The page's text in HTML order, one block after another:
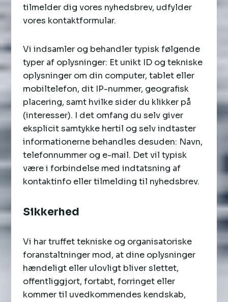
tilmelder dig vores nyhedsbrev, udfylder
vores kontaktformular.
Vi indsamler og behandler typisk følgende
typer af oplysninger: Et unikt ID og tekniske
oplysninger om din computer, tablet eller
mobiltelefon, dit IP-nummer, geografisk
placering, samt hvilke sider du klikker på
(interesser). I det omfang du selv giver
eksplicit samtykke hertil og selv indtaster
informationerne behandles desuden: Navn,
telefonnummer og e-mail. Det vil typisk
være i forbindelse med indtatsning af
kontaktinfo eller tilmelding til nyhedsbrev.
Sikkerhed
Vi har truffet tekniske og organisatoriske
foranstaltninger mod, at dine oplysninger
hændeligt eller ulovligt bliver slettet,
offentliggjort, fortabt, forringet eller
kommer til uvedkommendes kendskab,